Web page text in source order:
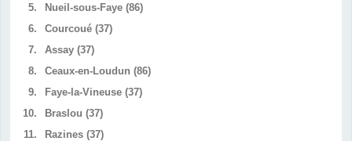
5.
Nueil-sous-Faye (86)
6.
Courcoué (37)
7.
Assay (37)
8.
Ceaux-en-Loudun (86)
9.
Faye-la-Vineuse (37)
10.
Braslou (37)
11.
Razines (37)